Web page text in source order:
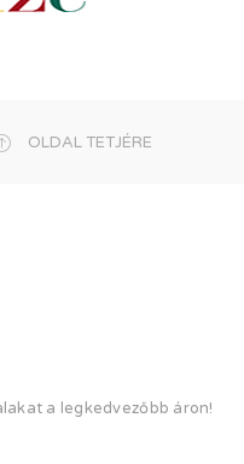
OLDAL TETJÉRE
a legkedvezőbb áron!